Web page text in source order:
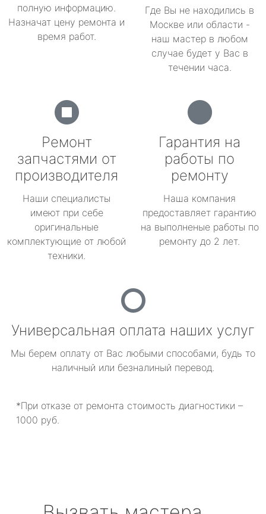
полную информацию.
Назначат цену ремонта и
время работ.
Где Вы не находились в
Москве или области -
наш мастер в любом
случае будет у Вас в
течении часа.
Ремонт
запчастями от
производителя
Наши специалисты
имеют при себе
оригинальные
комплектующие от любой
техники.
Гарантия на
работы по
ремонту
Наша компания
предоставляет гарантию
на выполненые работы по
ремонту до 2 лет.
Универсальная оплата наших услуг
Мы берем оплату от Вас любыми способами, будь то
наличный или безналиный перевод.
*При отказе от ремонта стоимость диагностики –
1000 руб.